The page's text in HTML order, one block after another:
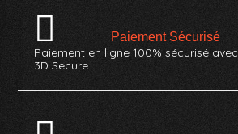
Paiement Sécurisé
Paiement en ligne 100% sécurisé avec
3D Secure.